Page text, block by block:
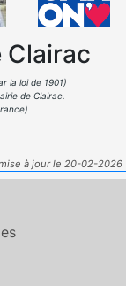
Clairac
la loi de 1901)
de Clairac.
à jour le 20-02-2026